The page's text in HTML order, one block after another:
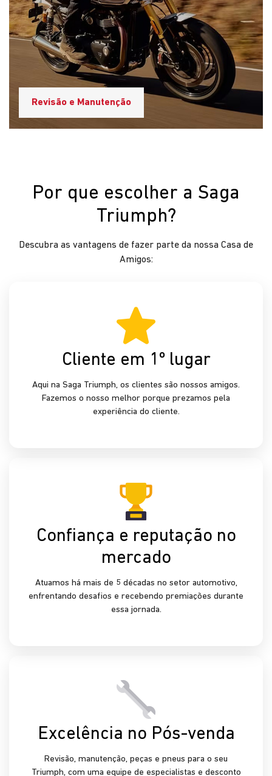
Cliente em 1º lugar
Aqui na Saga Triumph, os clientes são nossos amigos.
Confiança e reputação no
Atuamos há mais de 5 décadas no setor automotivo,
enfrentando desafios e recebendo premiações durante
essa jornada.
Revisão, manutenção, peças e pneus para o seu
Triumph, com uma equipe de especialistas e desconto
para clientes fora da garantia.
Conheça as vantagens